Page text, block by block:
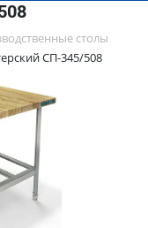
столы
СП-345/508